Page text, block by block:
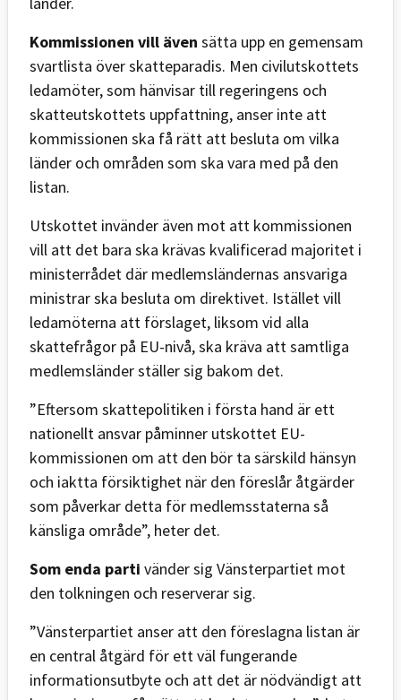
Kommissionen vill även sätta upp en gemensam
svartlista över skatteparadis. Men civilutskottets
ledamöter, som hänvisar till regeringens och
skatteutskottets uppfattning, anser inte att
kommissionen ska få rätt att besluta om vilka
länder och områden som ska vara med på den
listan.
Utskottet invänder även mot att kommissionen
vill att det bara ska krävas kvalificerad majoritet i
ministerrådet där medlemsländernas ansvariga
ministrar ska besluta om direktivet. Istället vill
ledamöterna att förslaget, liksom vid alla
skattefrågor på EU-nivå, ska kräva att samtliga
medlemsländer ställer sig bakom det.
”Eftersom skattepolitiken i första hand är ett
nationellt ansvar påminner utskottet EU-
kommissionen om att den bör ta särskild hänsyn
och iaktta försiktighet när den föreslår åtgärder
som påverkar detta för medlemsstaterna så
känsliga område”, heter det.
Som enda parti vänder sig Vänsterpartiet mot
den tolkningen och reserverar sig.
”Vänsterpartiet anser att den föreslagna listan är
en central åtgärd för ett väl fungerande
informationsutbyte och att det är nödvändigt att